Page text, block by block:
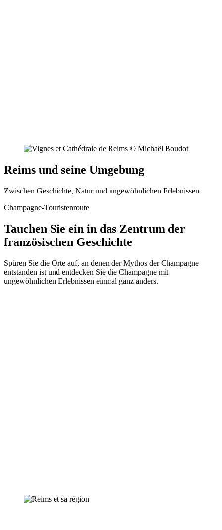
Reims und seine Umgebung
Zwischen Geschichte, Natur und ungewöhnlichen Erlebnissen
Champagne-Touristenroute
Tauchen Sie ein in das Zentrum der
französischen Geschichte
Spüren Sie die Orte auf, an denen der Mythos der Champagne
entstanden ist und entdecken Sie die Champagne mit
ungewöhnlichen Erlebnissen einmal ganz anders.